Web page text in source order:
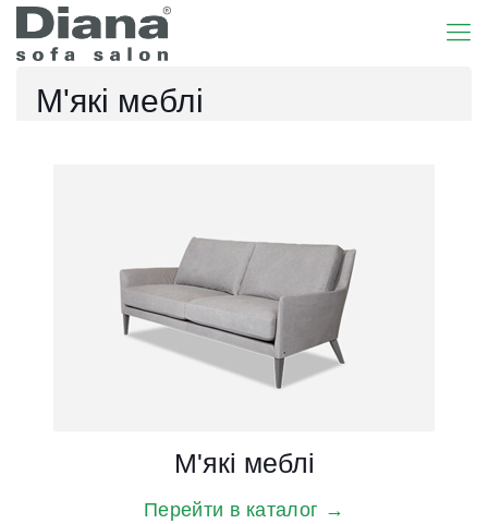
М'які меблі
М'які меблі
Перейти в каталог →